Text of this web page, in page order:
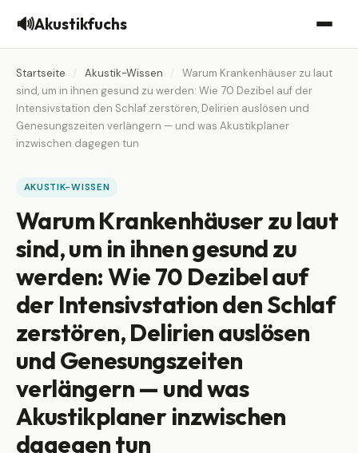
🔊Akustikfuchs
Startseite Akustik-Wissen
Warum Krankenhäuser zu laut
sind, um in ihnen gesund zu werden: Wie 70 Dezibel auf der
Intensivstation den Schlaf zerstören, Delirien auslösen und
Genesungszeiten verlängern — und was Akustikplaner
inzwischen dagegen tun
AKUSTIK-WISSEN
Warum Krankenhäuser zu laut
sind, um in ihnen gesund zu
werden: Wie 70 Dezibel auf
der Intensivstation den Schlaf
zerstören, Delirien auslösen
und Genesungszeiten
verlängern — und was
Akustikplaner inzwischen
dagegen tun